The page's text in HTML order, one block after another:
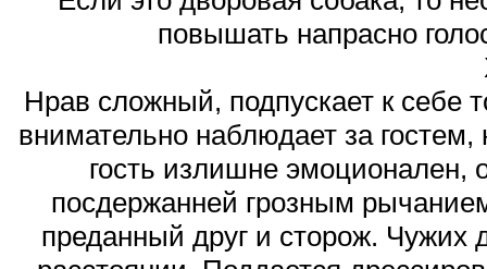
повышать напрасно
Нрав сложный, подпускает к себе
внимательно наблюдает за
гость излишне эмоционален,
посдержанней грозным
преданный друг и сторож. Чужих